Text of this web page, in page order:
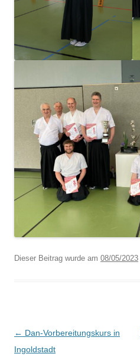
Dieser Beitrag wurde am 08/05/2023
Beitragsnavigation
← Dan-Vorbereitungskurs in
Ingoldstadt